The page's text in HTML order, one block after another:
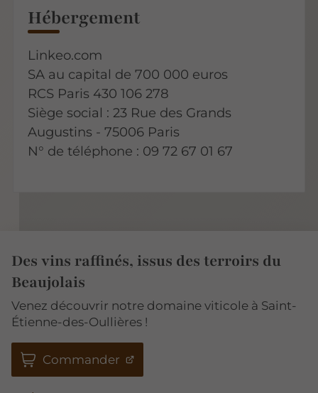
Hébergement
Linkeo.com
SA au capital de 700 000 euros
RCS Paris 430 106 278
Siège social : 23 Rue des Grands
Augustins - 75006 Paris
N° de téléphone : 09 72 67 01 67
Des vins raffinés, issus des terroirs du
Beaujolais
Venez découvrir notre domaine viticole à Saint-
Étienne-des-Oullières !
Commander